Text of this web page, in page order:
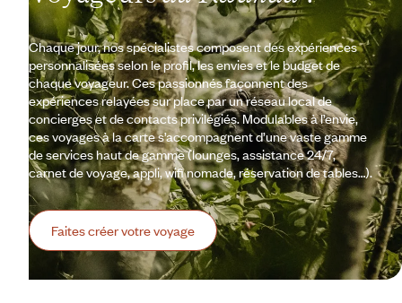
Chaque jour, nos spécialistes composent des expériences
personnalisées selon le profil, les envies et le budget de
chaque voyageur. Ces passionnés façonnent des
expériences relayées sur place par un réseau local de
concierges et de contacts privilégiés. Modulables à l’envie,
ces voyages à la carte s’accompagnent d’une vaste gamme
de services haut de gamme (lounges, assistance 24/7,
carnet de voyage, appli, wifi nomade, réservation de tables…).
Faites créer votre voyage